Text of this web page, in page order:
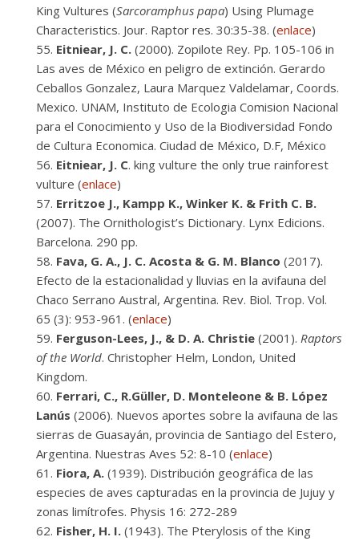
King Vultures (Sarcoramphus papa) Using Plumage
Characteristics. Jour. Raptor res. 30:35-38. (enlace)
Eitniear, J. C. (2000). Zopilote Rey. Pp. 105-106 in
Las aves de México en peligro de extinción. Gerardo
Ceballos Gonzalez, Laura Marquez Valdelamar, Coords.
Mexico. UNAM, Instituto de Ecologia Comision Nacional
para el Conocimiento y Uso de la Biodiversidad Fondo
de Cultura Economica. Ciudad de México, D.F, México
Eitniear, J. C. king vulture the only true rainforest
vulture (enlace)
Erritzoe J., Kampp K., Winker K. & Frith C. B.
(2007). The Ornithologist’s Dictionary. Lynx Edicions.
Barcelona. 290 pp.
Fava, G. A., J. C. Acosta & G. M. Blanco (2017).
Efecto de la estacionalidad y lluvias en la avifauna del
Chaco Serrano Austral, Argentina. Rev. Biol. Trop. Vol.
65 (3): 953-961. (enlace)
Ferguson-Lees, J., & D. A. Christie (2001). Raptors
of the World. Christopher Helm, London, United
Kingdom.
Ferrari, C., R.Güller, D. Monteleone & B. López
Lanús (2006). Nuevos aportes sobre la avifauna de las
sierras de Guasayán, provincia de Santiago del Estero,
Argentina. Nuestras Aves 52: 8-10 (enlace)
Fiora, A. (1939). Distribución geográfica de las
especies de aves capturadas en la provincia de Jujuy y
zonas limítrofes. Physis 16: 272-289
Fisher, H. I. (1943). The Pterylosis of the King